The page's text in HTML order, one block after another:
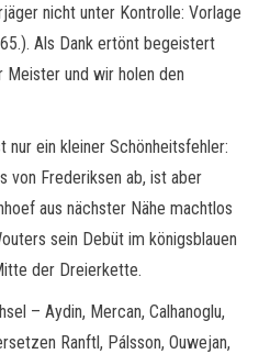
nicht unter Kontrolle: Vorlage
Als Dank ertönt begeistert
Meister und wir holen den
ein kleiner Schönheitsfehler:
von Frederiksen ab, ist aber
aus nächster Nähe machtlos
sein Debüt im königsblauen
der Dreierkette.
– Aydin, Mercan, Calhanoglu,
Ranftl, Pálsson, Ouwejan,